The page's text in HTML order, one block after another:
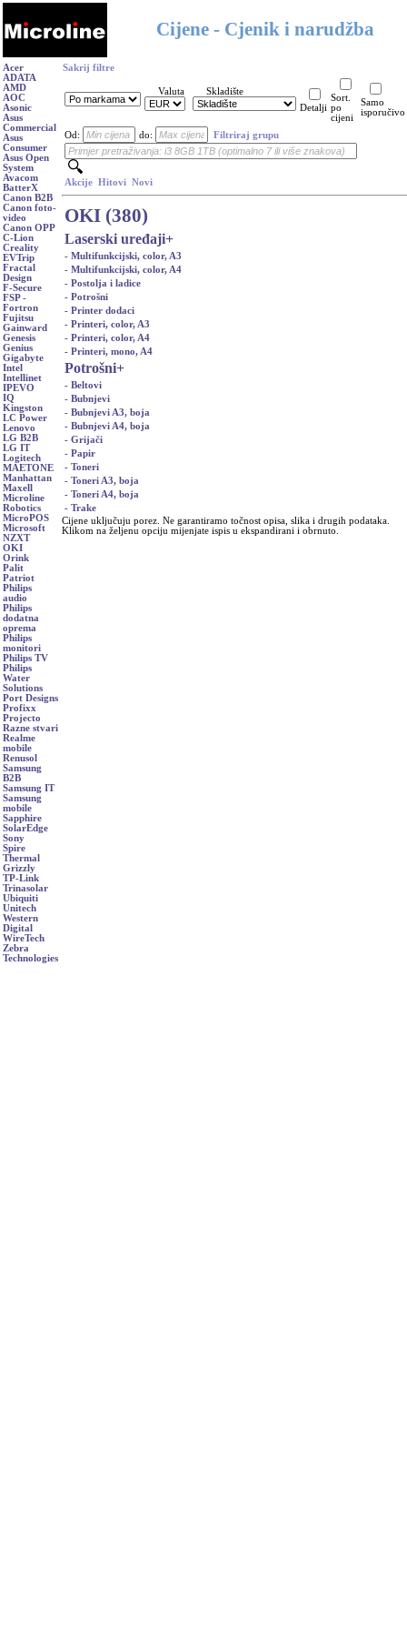
Cijene - Cjenik i narudžba
Acer
ADATA
AMD
AOC
Asonic
Asus
Commercial
Asus
Consumer
Asus Open
System
Avacom
BatterX
Canon B2B
Canon foto-
video
Canon OPP
C-Lion
Creality
EVTrip
Fractal
Design
F-Secure
FSP -
Fortron
Fujitsu
Gainward
Genesis
Genius
Gigabyte
Intel
Intellinet
IPEVO
IQ
Kingston
LC Power
Lenovo
LG B2B
LG IT
Logitech
MAETONE
Manhattan
Maxell
Microline
Robotics
MicroPOS
Microsoft
NZXT
OKI
Orink
Palit
Patriot
Philips
audio
Philips
dodatna
oprema
Philips
monitori
Philips TV
Philips
Water
Solutions
Port Designs
Profixx
Projecto
Razne stvari
Realme
mobile
Renusol
Samsung
B2B
Samsung IT
Samsung
mobile
Sapphire
SolarEdge
Sony
Spire
Thermal
Grizzly
TP-Link
Trinasolar
Ubiquiti
Unitech
Western
Digital
WireTech
Zebra
Technologies
Sakrij filtre
Valuta
Skladište
Detalji
Sort.
po
cijeni
Samo
isporučivo
Od: do: Filtriraj grupu
Akcije Hitovi Novi
OKI (380)
Laserski uređaji+
- Multifunkcijski, color, A3
- Multifunkcijski, color, A4
- Postolja i ladice
- Potrošni
- Printer dodaci
- Printeri, color, A3
- Printeri, color, A4
- Printeri, mono, A4
Potrošni+
- Beltovi
- Bubnjevi
- Bubnjevi A3, boja
- Bubnjevi A4, boja
- Grijači
- Papir
- Toneri
- Toneri A3, boja
- Toneri A4, boja
- Trake
Cijene uključuju porez. Ne garantiramo točnost opisa, slika i drugih podataka.
Klikom na željenu opciju mijenjate ispis u ekspandirani i obrnuto.